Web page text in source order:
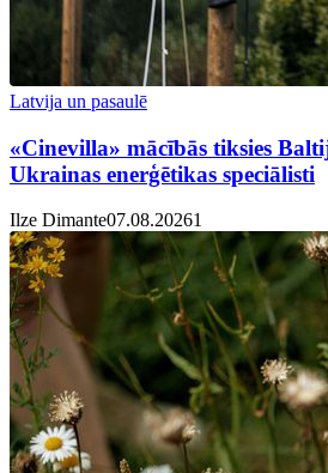
Latvija un pasaulē
«Cinevilla» mācībās tiksies
Ukrainas enerģētikas speciālisti
Ilze Dimante07.08.20261